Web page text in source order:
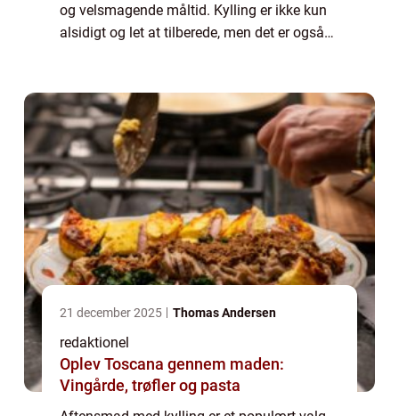
og velsmagende måltid. Kylling er ikke kun
alsidigt og let at tilberede, men det er også
21 december 2025 Thomas Andersen
redaktionel
Oplev Toscana gennem maden:
Vingårde, trøfler og pasta